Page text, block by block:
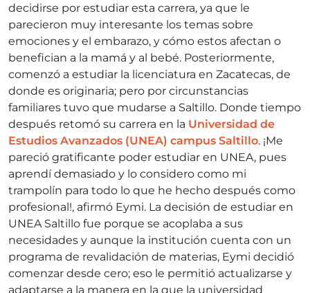
decidirse por estudiar esta carrera, ya que le
parecieron muy interesante los temas sobre
emociones y el embarazo, y cómo estos afectan o
benefician a la mamá y al bebé. Posteriormente,
comenzó a estudiar la licenciatura en Zacatecas, de
donde es originaria; pero por circunstancias
familiares tuvo que mudarse a Saltillo. Donde tiempo
después retomó su carrera en la Universidad de
Estudios Avanzados (UNEA) campus Saltillo. ¡Me
pareció gratificante poder estudiar en UNEA, pues
aprendí demasiado y lo considero como mi
trampolín para todo lo que he hecho después como
profesional!, afirmó Eymi. La decisión de estudiar en
UNEA Saltillo fue porque se acoplaba a sus
necesidades y aunque la institución cuenta con un
programa de revalidación de materias, Eymi decidió
comenzar desde cero; eso le permitió actualizarse y
adaptarse a la manera en la que la universidad